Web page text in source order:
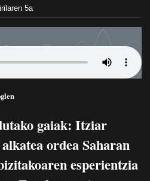
5a
gaiak: Itziar
ordea Saharan
esperientzia